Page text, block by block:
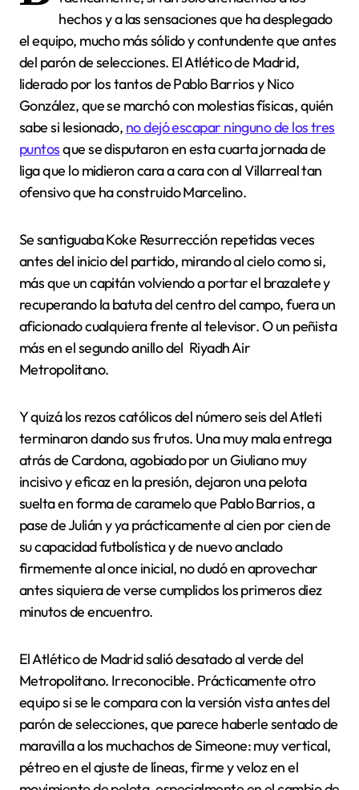
hechos y a las sensaciones que ha desplegado
el equipo, mucho más sólido y contundente que antes
del parón de selecciones. El Atlético de Madrid,
liderado por los tantos de Pablo Barrios y Nico
González, que se marchó con molestias físicas, quién
sabe si lesionado, no dejó escapar ninguno de los tres
puntosque se disputaron en esta cuarta jornada de
liga que lo midieron cara a cara con al Villarreal tan
ofensivo que ha construido Marcelino.
Se santiguaba Koke Resurrección repetidas veces
antes del inicio del partido, mirando al cielo como si,
más que un capitán volviendo a portar el brazalete y
recuperando la batuta del centro del campo, fuera un
aficionado cualquiera frente al televisor. O un peñista
más en el segundo anillo del Riyadh Air
Metropolitano.
Y quizá los rezos católicos del número seis del Atleti
terminaron dando sus frutos. Una muy mala entrega
atrás de Cardona, agobiado por un Giuliano muy
incisivo y eficaz en la presión, dejaron una pelota
suelta en forma de caramelo que Pablo Barrios, a
pase de Julián y ya prácticamente al cien por cien de
su capacidad futbolística y de nuevo anclado
firmemente al once inicial, no dudó en aprovechar
antes siquiera de verse cumplidos los primeros diez
minutos de encuentro.
El Atlético de Madrid salió desatado al verde del
Metropolitano. Irreconocible. Prácticamente otro
equipo si se le compara con la versión vista antes del
parón de selecciones, que parece haberle sentado de
maravilla a los muchachos de Simeone: muy vertical,
pétreo en el ajuste de líneas, firme y veloz en el